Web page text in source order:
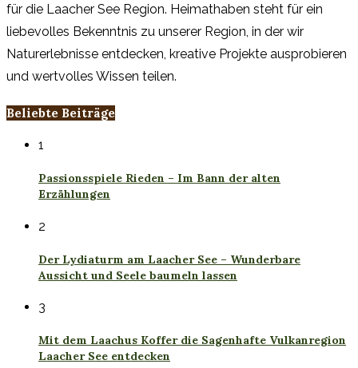
für die Laacher See Region. Heimathaben steht für ein
liebevolles Bekenntnis zu unserer Region, in der wir
Naturerlebnisse entdecken, kreative Projekte ausprobieren
und wertvolles Wissen teilen.
Beliebte Beiträge
1
Passionsspiele Rieden – Im Bann der alten
Erzählungen
2
Der Lydiaturm am Laacher See – Wunderbare
Aussicht und Seele baumeln lassen
3
Mit dem Laachus Koffer die Sagenhafte Vulkanregion
Laacher See entdecken